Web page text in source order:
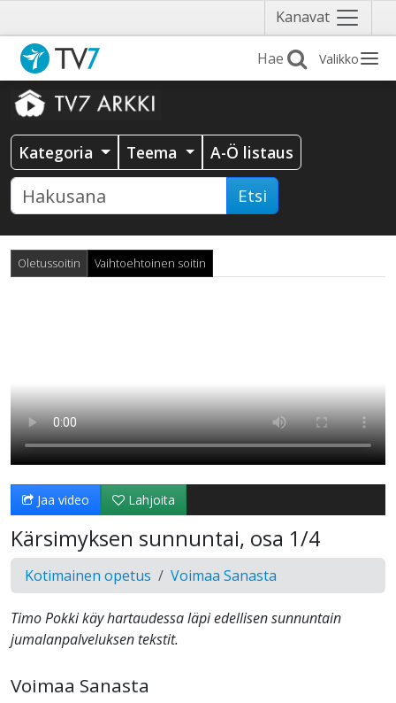
Kanavat Näytä
valikko
Valikko
Kategoria Teema A-Ö listaus
Etsi
Oletussoitin Vaihtoehtoinen soitin
Jaa video Lahjoita
Kärsimyksen sunnuntai, osa 1/4
Kotimainen opetus Voimaa Sanasta
Timo Pokki käy hartaudessa läpi edellisen sunnuntain
jumalanpalveluksen tekstit.
Voimaa Sanasta